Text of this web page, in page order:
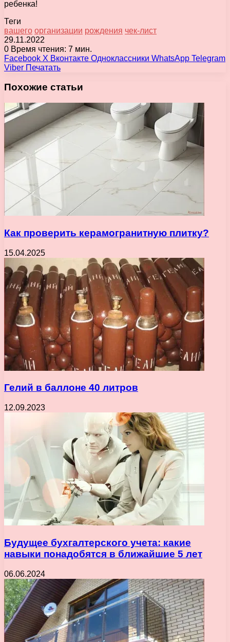
ребенка!
Теги
вашего организации рождения чек-лист
29.11.2022
0 Время чтения: 7 мин.
Facebook X Вконтакте Одноклассники WhatsApp Telegram
Viber Печатать
Похожие статьи
Как проверить керамогранитную плитку?
15.04.2025
Гелий в баллоне 40 литров
12.09.2023
Будущее бухгалтерского учета: какие
навыки понадобятся в ближайшие 5 лет
06.06.2024